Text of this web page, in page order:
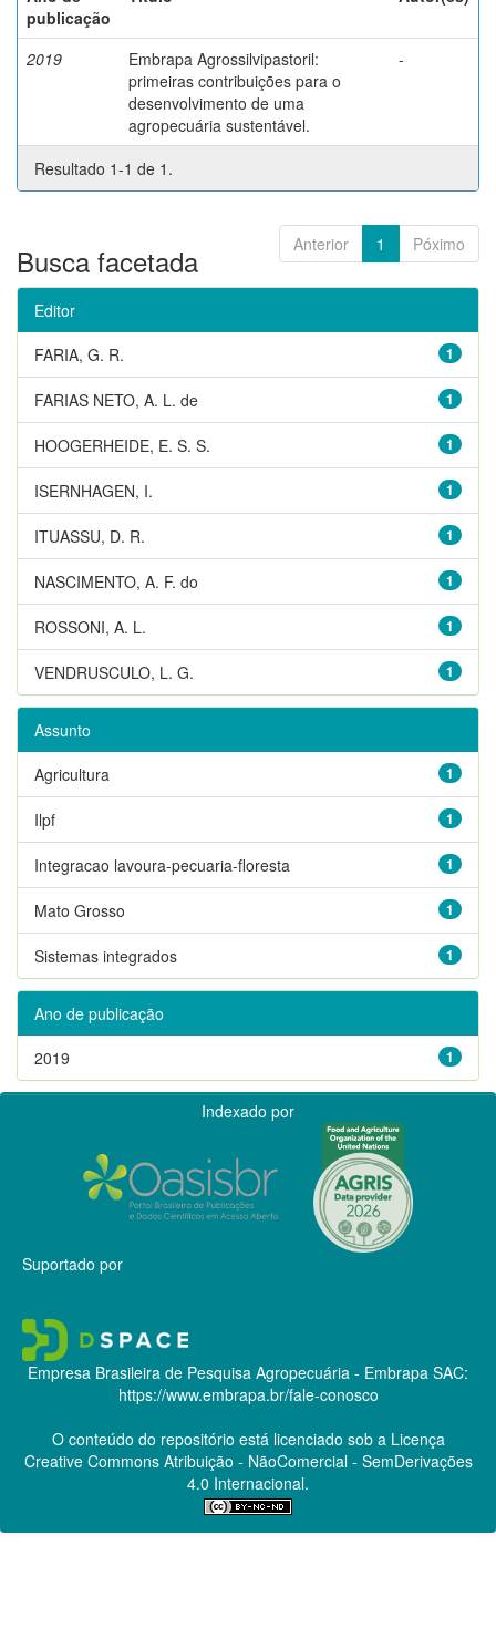
publicação
2019
Embrapa Agrossilvipastoril:
primeiras contribuições para o
desenvolvimento de uma
agropecuária sustentável.
-
Resultado 1-1 de 1.
Anterior 1 Póximo
Busca facetada
Editor
1
FARIA, G. R.
1
FARIAS NETO, A. L. de
1
HOOGERHEIDE, E. S. S.
1
ISERNHAGEN, I.
1
ITUASSU, D. R.
1
NASCIMENTO, A. F. do
1
ROSSONI, A. L.
1
VENDRUSCULO, L. G.
Assunto
1
Agricultura
1
Ilpf
1
Integracao lavoura-pecuaria-floresta
1
Mato Grosso
1
Sistemas integrados
Ano de publicação
1
2019
Indexado por
Suportado por
Empresa Brasileira de Pesquisa Agropecuária - Embrapa SAC:
https://www.embrapa.br/fale-conosco
O conteúdo do repositório está licenciado sob a Licença
Creative CommonsAtribuição - NãoComercial - SemDerivações
4.0 Internacional.